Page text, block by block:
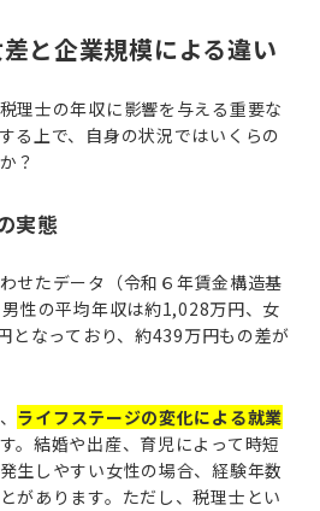
と企業規模による違い
理士の年収に影響を与える重要な
る上で、自身の状況ではいくらの
？
実態
せたデータ（令和６年賃金構造基
性の平均年収は約1,028万円、女
となっており、約439万円もの差が
ライフステージの変化による就業
。結婚や出産、育児によって時短
生しやすい女性の場合、経験年数
があります。ただし、税理士とい